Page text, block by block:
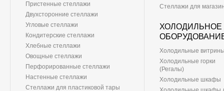
Пристенные стеллажи
Двухсторонние стеллажи
Угловые стеллажи
Кондитерские стеллажи
Хлебные стеллажи
Овощные стеллажи
Перфорированные стеллажи
Настенные стеллажи
Стеллажи для пластиковой тары
Стеллажи для
ХОЛОДИЛЬНОЕ
Холодильные
Холодильные горки
(Регалы)
Холодильные шкафы